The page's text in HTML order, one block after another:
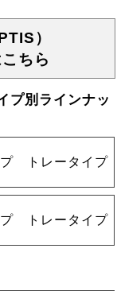
）
ちら
プ別ラインナッ
プ トレータイプ
プ トレータイプ